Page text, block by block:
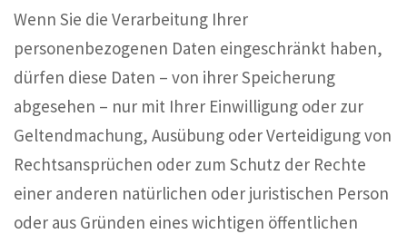
Wenn Sie die Verarbeitung Ihrer
personenbezogenen Daten eingeschränkt haben,
dürfen diese Daten – von ihrer Speicherung
abgesehen – nur mit Ihrer Einwilligung oder zur
Geltendmachung, Ausübung oder Verteidigung von
Rechtsansprüchen oder zum Schutz der Rechte
einer anderen natürlichen oder juristischen Person
oder aus Gründen eines wichtigen öffentlichen